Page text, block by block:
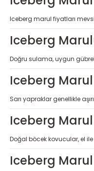
Iceberg marul fiyatları
Iceberg
Doğru sulama, uygun
Iceberg Marul
Sarı yapraklar genellikle
Iceberg
Doğal böcek kovucular, el
Iceberg